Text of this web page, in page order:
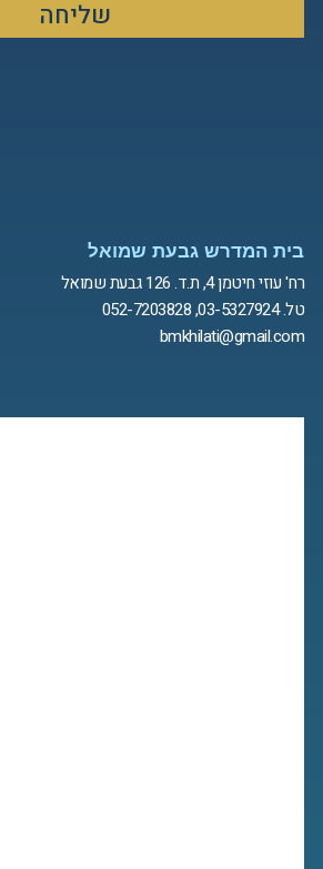
שליחה
בית המדרש גבעת שמואל
רח' עוזי חיטמן 4, ת.ד. 126 גבעת שמואל
טל. 03-5327924, 052-7203828
bmkhilati@gmail.com